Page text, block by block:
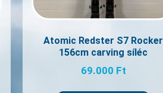
Atomic Redster S7 Rocker
156cm carving síléc
69.000 Ft